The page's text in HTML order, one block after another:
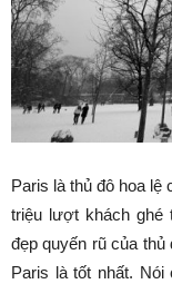
Paris là thủ đô hoa
triệu lượt khách
đẹp quyến rũ của thủ
Paris là tốt nhất.